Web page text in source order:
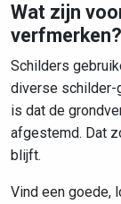
Wat zijn
verfmerken?
Schilders
diverse schilder-
is dat de
afgestemd. Dat
blijft.
Vind een goede,